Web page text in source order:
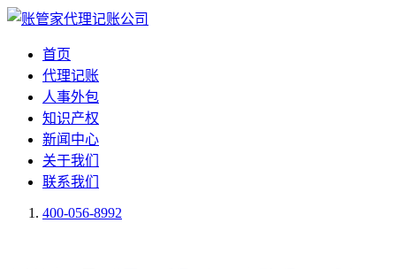
首页
代理记账
人事外包
知识产权
新闻中心
关于我们
联系我们
400-056-8992